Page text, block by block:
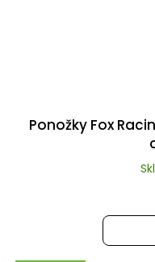
Ponožky Fox